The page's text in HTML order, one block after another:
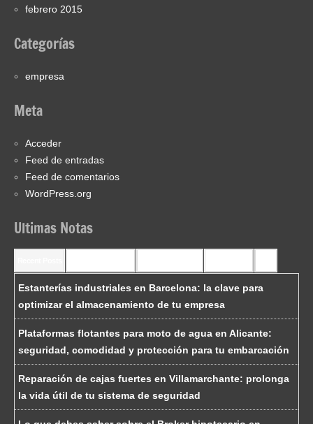
febrero 2015
Categorías
empresa
Meta
Acceder
Feed de entradas
Feed de comentarios
WordPress.org
Ultimas Notas
Estanterías industriales en Barcelona: la clave para
optimizar el almacenamiento de tu empresa
Plataformas flotantes para moto de agua en Alicante:
seguridad, comodidad y protección para tu embarcación
Reparación de cajas fuertes en Villamarchante: prolonga
la vida útil de tu sistema de seguridad